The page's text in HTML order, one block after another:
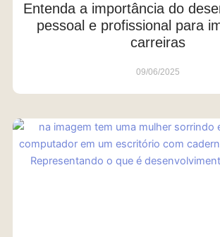
Entenda a importância do
pessoal e profissional para
carreiras
09/06/2025